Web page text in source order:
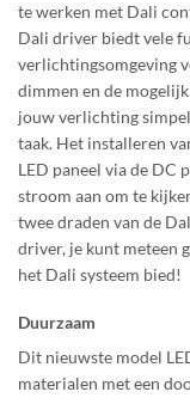
te werken met Dali
Dali driver biedt vele
verlichtingsomgeving
dimmen en de
jouw verlichting
taak. Het installeren
LED paneel via de DC
stroom aan om te
twee draden van de
driver, je kunt meteen
het Dali systeem bied!
Duurzaam
Dit nieuwste model
materialen met een